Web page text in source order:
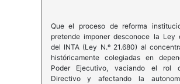
Que el proceso de reforma
pretende imponer desconoce la Ley
del INTA (Ley N.º 21.680) al
históricamente colegiadas en
Poder Ejecutivo, vaciando el rol
Directivo y afectando la